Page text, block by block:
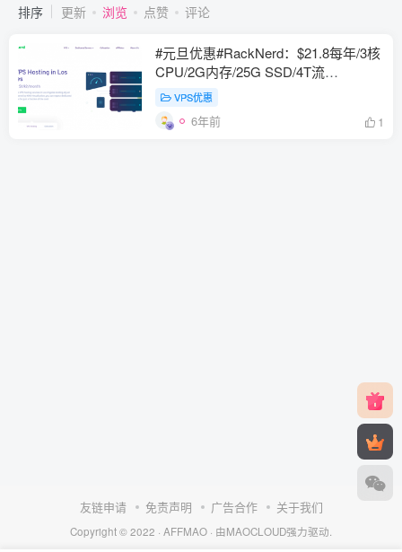
排序 更新 浏览 点赞 评论
#元旦优惠#RackNerd：$21.8每年/3核
CPU/2G内存/25G SSD/4T流
量/1Gbps/1个IP/KVM
VPS优惠
6年前 1
友链申请 免责声明 广告合作 关于我们
Copyright © 2022 · AFFMAO · 由MAOCLOUD强力驱动.